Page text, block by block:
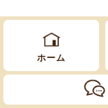
ホーム